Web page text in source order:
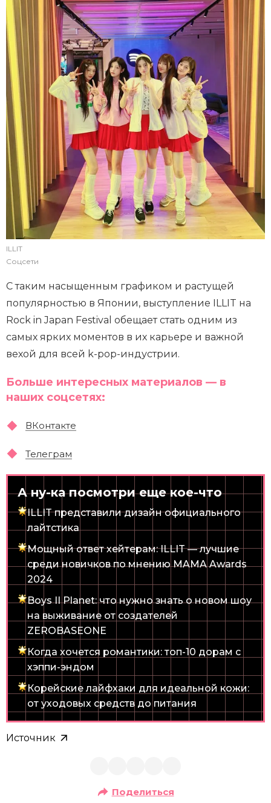
ILLIT
Соцсети
С таким насыщенным графиком и растущей
популярностью в Японии, выступление ILLIT на
Rock in Japan Festival обещает стать одним из
самых ярких моментов в их карьере и важной
вехой для всей k-pop-индустрии.
Больше интересных материалов — в
наших соцсетях:
ВКонтакте
Телеграм
А ну-ка посмотри еще кое-что
ILLIT представили дизайн официального
лайтстика
Мощный ответ хейтерам: ILLIT — лучшие
среди новичков по мнению MAMA Awards
2024
Boys II Planet: что нужно знать о новом шоу
на выживание от создателей
ZEROBASEONE
Когда хочется романтики: топ-10 дорам с
хэппи-эндом
Корейские лайфхаки для идеальной кожи:
от уходовых средств до питания
Источник
Поделиться